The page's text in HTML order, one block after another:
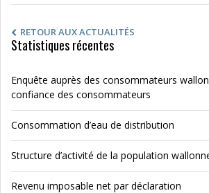
RETOUR AUX ACTUALITÉS
Statistiques récentes
Enquête auprès des consommateurs
confiance des consommateurs
Consommation d’eau de distribution
Structure d’activité de la population
Revenu imposable net par déclaration